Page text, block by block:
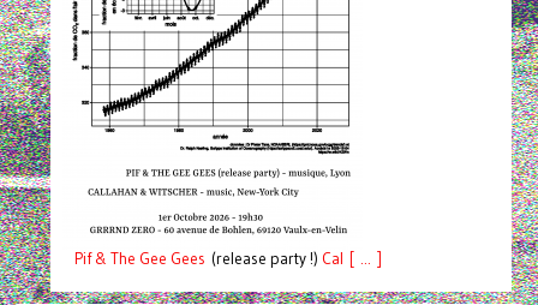
Pif& The Gee Gees (release party !) Cal [ ... ]